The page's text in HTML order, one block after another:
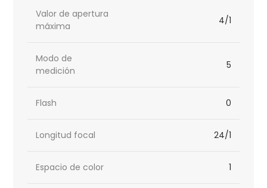
Valor de apertura
máxima
4/1
Modo de
medición
5
Flash 0
Longitud focal 24/1
Espacio de color 1